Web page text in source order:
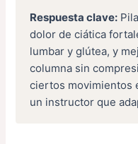
Respuesta clave:
dolor de ciática
lumbar y glútea, y
columna sin
ciertos movimientos
un instructor que